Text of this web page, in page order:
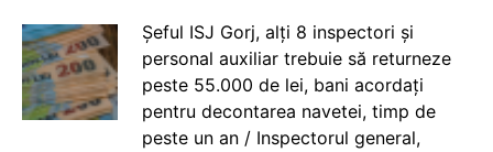
Șeful ISJ Gorj, alți 8 inspectori și
personal auxiliar trebuie să returneze
peste 55.000 de lei, bani acordați
pentru decontarea navetei, timp de
peste un an / Inspectorul general,